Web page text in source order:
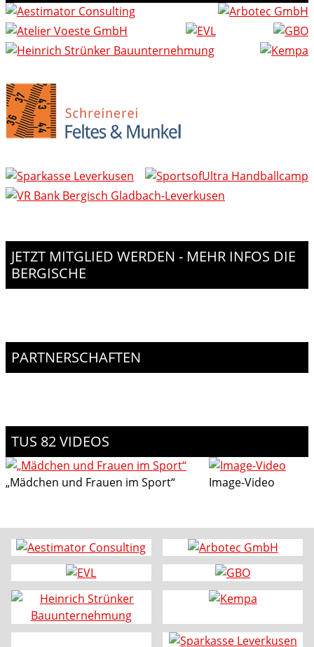
JETZT MITGLIED WERDEN - MEHR INFOS DIE
BERGISCHE
PARTNERSCHAFTEN
TUS 82 VIDEOS
„Mädchen und Frauen im Sport“ Image-Video